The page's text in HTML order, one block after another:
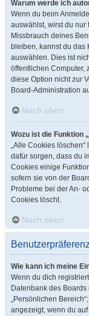
Warum werde ich
Wenn du beim
auswählst, wirst du
Missbrauch deines
bleiben, kannst du das
auswählen. Dies ist
öffentlichen Computer,
diese Option nicht zur
Board-Administration
Nach oben
Wozu ist die Funktion
„Alle Cookies
dafür sorgen, dass du
Cookies einige
sofern sie von der
Probleme bei der An-
Cookies löscht.
Nach oben
Wie kann ich meine
Wenn du dich
Datenbank des
„Persönlichen
angezeigt, wenn du